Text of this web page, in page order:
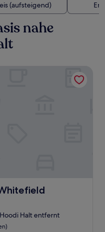
(aufsteigend)
nahe
Halt entfernt